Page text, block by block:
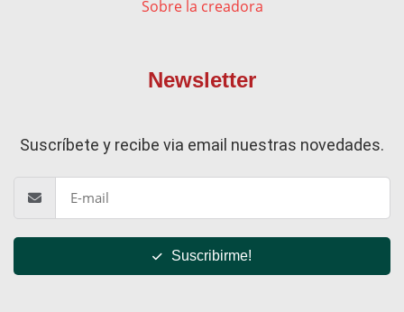
Sobre la creadora
Newsletter
Suscríbete y recibe via email nuestras novedades.
Suscribirme!